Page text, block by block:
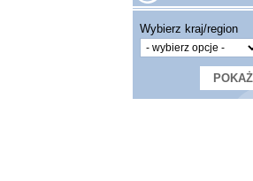
Wybierz kraj/region